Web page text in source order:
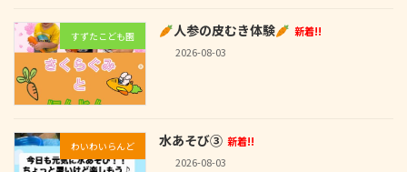
すずたこども園 人参の皮むき体験
新着!!
2026-08-03
わいわいらんど 水あそび③ 新着!!
2026-08-03